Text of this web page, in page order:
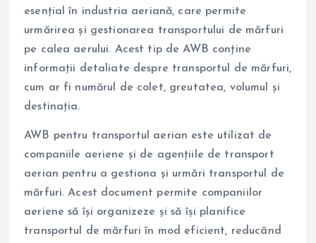
esențial în industria aeriană, care permite
urmărirea și gestionarea transportului de mărfuri
pe calea aerului. Acest tip de AWB conține
informații detaliate despre transportul de mărfuri,
cum ar fi numărul de colet, greutatea, volumul și
destinația.
AWB pentru transportul aerian este utilizat de
companiile aeriene și de agențiile de transport
aerian pentru a gestiona și urmări transportul de
mărfuri. Acest document permite companiilor
aeriene să își organizeze și să își planifice
transportul de mărfuri în mod eficient, reducând